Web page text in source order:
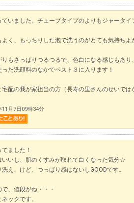
ていました。チューブタイプのよりもジャータ
よく、もっちりした泡で洗うのがとても気持ちよ
りもさっぱりつるつるで、色白になる感じもあ
った洗顔料のなかでベスト３に入ります！
宅配の我が家担当の方（長寿の里さんのせいで
11月7日09時34分
ました！
いいし、肌のくすみが取れて白くなった気分☆
洗え、けど、つっぱり感はないしGOODです。
、値段がね・・・
ックです。